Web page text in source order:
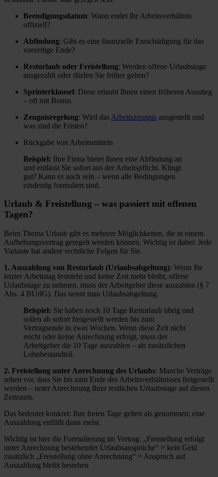
Beendigungsdatum: Wann endet Ihr Arbeitsverhältnis
offiziell?
Abfindung: Gibt es eine finanzielle Entschädigung für das
vorzeitige Ende?
Resturlaub oder Freistellung: Werden offene Urlaubstage
ausgezahlt oder dürfen Sie früher gehen?
Sprinterklausel: Diese erlaubt Ihnen einen früheren Ausstieg
– oft mit Bonus.
Zeugnisregelung: Wird das Arbeitszeugnis ausgestellt und
was sind die Fristen?
Rückgabe von Arbeitsmitteln
Beispiel: Ihre Firma bietet Ihnen eine Abfindung an
und entlässt Sie sofort aus der Arbeitspflicht. Klingt
gut? Kann es auch sein – wenn alle Bedingungen
eindeutig formuliert sind.
Urlaub & Freistellung – was passiert mit offenen
Tagen?
Beim Thema Urlaub gibt es mehrere Möglichkeiten, die in einem
Aufhebungsvertrag geregelt werden können. Wichtig ist dabei: Jede
Variante hat andere rechtliche Folgen für Sie.
1. Auszahlung von Resturlaub (Urlaubsabgeltung): Wenn Ihr
letzter Arbeitstag feststeht und keine Zeit mehr bleibt, offene
Urlaubstage zu nehmen, muss der Arbeitgeber diese auszahlen (§ 7
Abs. 4 BUrlG). Das nennt man Urlaubsabgeltung.
Beispiel: Sie haben noch 10 Tage Resturlaub übrig und
sollen ab sofort freigestellt werden bis zum
Vertragsende in zwei Wochen. Wenn diese Zeit nicht
reicht oder keine Anrechnung erfolgt, muss der
Arbeitgeber die 10 Tage auszahlen – als zusätzlichen
Lohnbestandteil.
2. Freistellung unter Anrechnung des Urlaubs: Manche Verträge
sehen vor, dass Sie bis zum Ende des Arbeitsverhältnisses freigestellt
werden – unter Anrechnung Ihrer restlichen Urlaubstage auf diesen
Zeitraum.
Das bedeutet konkret: Ihre freien Tage gelten als genommen; eine
Auszahlung entfällt dann meist.
Wichtig ist hier die Formulierung im Vertrag: „Freistellung erfolgt
unter Anrechnung bestehender Urlaubsansprüche“ = kein Geld
zusätzlich „Freistellung ohne Anrechnung“ = Anspruch auf
Auszahlung bleibt bestehen